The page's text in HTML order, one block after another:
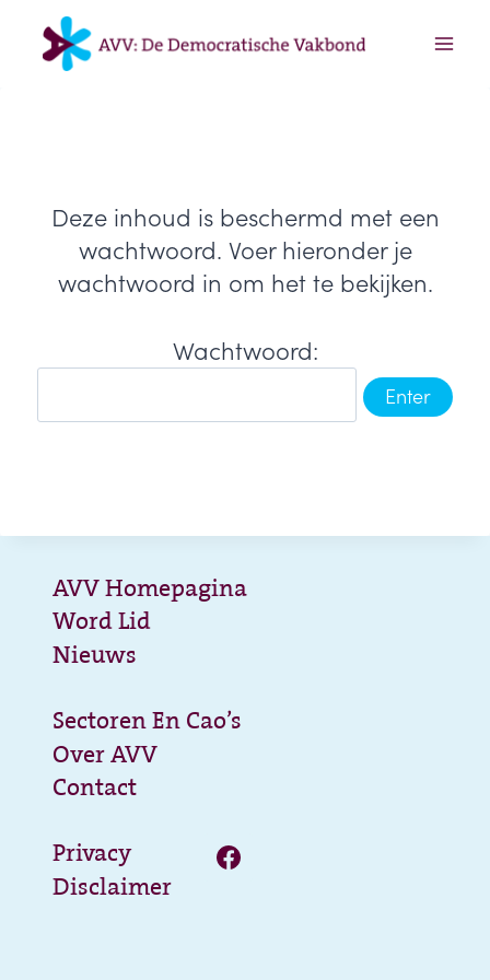
Doorgaan
naar
inhoud
Deze inhoud is beschermd met een
wachtwoord. Voer hieronder je
wachtwoord in om het te bekijken.
Wachtwoord:
AVV Homepagina
Word Lid
Nieuws
Sectoren En Cao’s
Over AVV
Contact
Privacy
Disclaimer